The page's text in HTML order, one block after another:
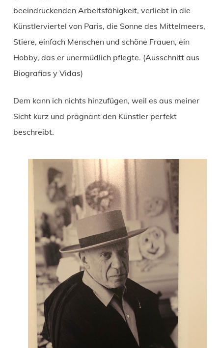
beeindruckenden Arbeitsfähigkeit, verliebt in die
Künstlerviertel von Paris, die Sonne des Mittelmeers,
Stiere, einfach Menschen und schöne Frauen, ein
Hobby, das er unermüdlich pflegte. (Ausschnitt aus
Biografias y Vidas)
Dem kann ich nichts hinzufügen, weil es aus meiner
Sicht kurz und prägnant den Künstler perfekt
beschreibt.